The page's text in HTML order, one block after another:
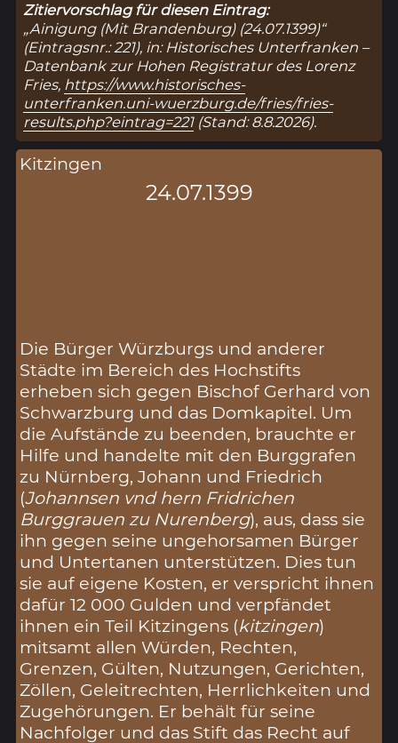
Zitiervorschlag für diesen Eintrag:
„Ainigung (Mit Brandenburg) (24.07.1399)“
(Eintragsnr.: 221), in: Historisches Unterfranken –
Datenbank zur Hohen Registratur des Lorenz
Fries, https://www.historisches-
unterfranken.uni-wuerzburg.de/fries/fries-
results.php?eintrag=221(Stand: 8.8.2026).
Kitzingen
24.07.1399
Die Bürger Würzburgs und anderer
Städte im Bereich des Hochstifts
erheben sich gegen Bischof Gerhard von
Schwarzburg und das Domkapitel. Um
die Aufstände zu beenden, brauchte er
Hilfe und handelte mit den Burggrafen
zu Nürnberg, Johann und Friedrich
(Johannsen vnd hern Fridrichen
Burggrauen zu Nurenberg), aus, dass sie
ihn gegen seine ungehorsamen Bürger
und Untertanen unterstützen. Dies tun
sie auf eigene Kosten, er verspricht ihnen
dafür 12 000 Gulden und verpfändet
ihnen ein Teil Kitzingens (kitzingen)
mitsamt allen Würden, Rechten,
Grenzen, Gülten, Nutzungen, Gerichten,
Zöllen, Geleitrechten, Herrlichkeiten und
Zugehörungen. Er behält für seine
Nachfolger und das Stift das Recht auf